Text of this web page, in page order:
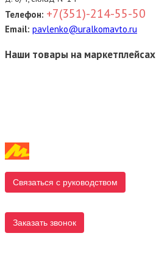
Телефон: +7(351)-214-55-50
Email: pavlenko@uralkomavto.ru
Наши товары на маркетплейсах
Связаться с руководством
Заказать звонок